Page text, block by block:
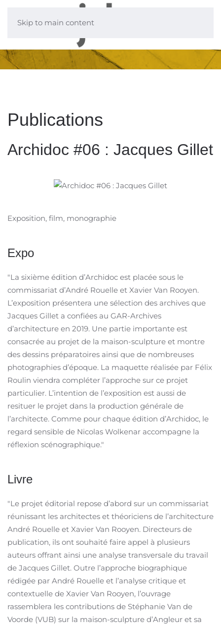
Skip to main content
Publications
Archidoc #06 : Jacques Gillet
Exposition, film, monographie
Expo
"La sixième édition d’Archidoc est placée sous le
commissariat d’André Rouelle et Xavier Van Rooyen.
L’exposition présentera une sélection des archives que
Jacques Gillet a confiées au GAR-Archives
d’architecture en 2019. Une partie importante est
consacrée au projet de la maison-sculpture et montre
des dessins préparatoires ainsi que de nombreuses
photographies d’époque. La maquette réalisée par Félix
Roulin viendra compléter l’approche sur ce projet
particulier. L’intention de l’exposition est aussi de
resituer le projet dans la production générale de
l’architecte. Comme pour chaque édition d’Archidoc, le
regard sensible de Nicolas Wolkenar accompagne la
réflexion scénographique."
Livre
"Le projet éditorial repose d’abord sur un commissariat
réunissant les architectes et théoriciens de l’architecture
André Rouelle et Xavier Van Rooyen. Directeurs de
publication, ils ont souhaité faire appel à plusieurs
auteurs offrant ainsi une analyse transversale du travail
de Jacques Gillet. Outre l’approche biographique
rédigée par André Rouelle et l’analyse critique et
contextuelle de Xavier Van Rooyen, l’ouvrage
rassemblera les contributions de Stéphanie Van de
Voorde (VUB) sur la maison-sculpture d’Angleur et sa